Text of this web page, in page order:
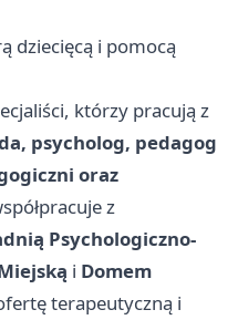
dziecięcą i pomocą
którzy pracują z
psycholog, pedagog
oraz
z
Psychologiczno-
i Domem
terapeutyczną i